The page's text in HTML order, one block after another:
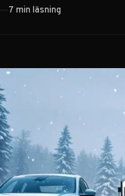
7 min läsning